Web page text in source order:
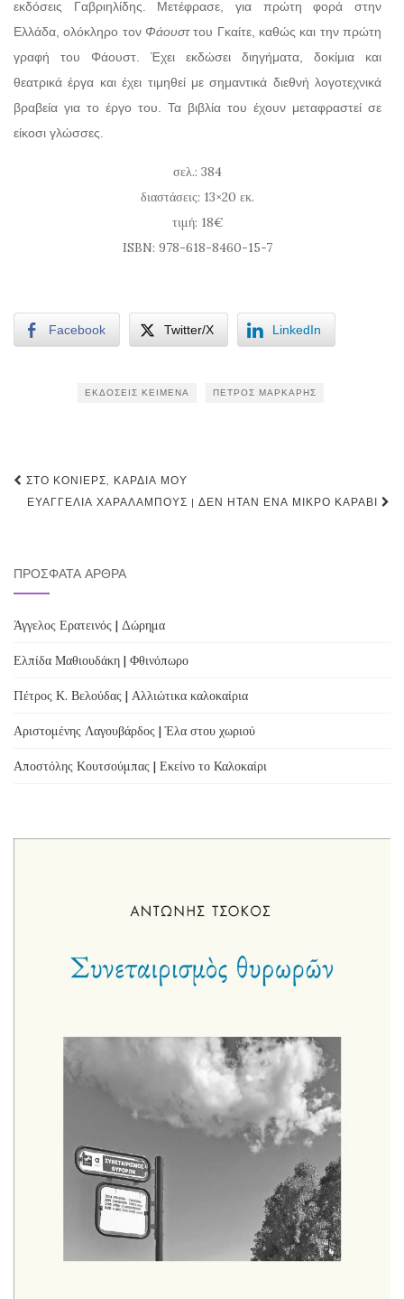
εκδόσεις Γαβριηλίδης. Μετέφρασε, για πρώτη φορά στην
Ελλάδα, ολόκληρο τον Φάουσττου Γκαίτε, καθώς και την πρώτη
γραφή του Φάουστ. Έχει εκδώσει διηγήματα, δοκίμια και
θεατρικά έργα και έχει τιμηθεί με σημαντικά διεθνή λογοτεχνικά
βραβεία για το έργο του. Τα βιβλία του έχουν μεταφραστεί σε
είκοσι γλώσσες.
σελ.: 384
διαστάσεις: 13×20 εκ.
τιμή: 18€
ISBN: 978-618-8460-15-7
Facebook Twitter/X LinkedIn
ΕΚΔΌΣΕΙΣ ΚΕΙΜΕΝΑ ΠΈΤΡΟΣ ΜΆΡΚΑΡΗΣ
Post
navigation
ΣΤΟ ΚΌΝΙΕΡΣ, ΚΑΡΔΙΆ ΜΟΥ
ΕΥΑΓΓΕΛΊΑ ΧΑΡΑΛΆΜΠΟΥΣ | ΔΕΝ ΉΤΑΝ ΈΝΑ ΜΙΚΡΌ ΚΑΡΆΒΙ
ΠΡΌΣΦΑΤΑ ΆΡΘΡΑ
Άγγελος Ερατεινός | Δώρημα
Ελπίδα Μαθιουδάκη | Φθινόπωρο
Πέτρος Κ. Βελούδας | Αλλιώτικα καλοκαίρια
Αριστομένης Λαγουβάρδος | Έλα στου χωριού
Αποστόλης Κουτσούμπας | Εκείνο το Καλοκαίρι